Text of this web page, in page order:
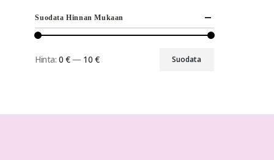
Suodata Hinnan Mukaan
Suodata
Hinta: 0 €— 10 €